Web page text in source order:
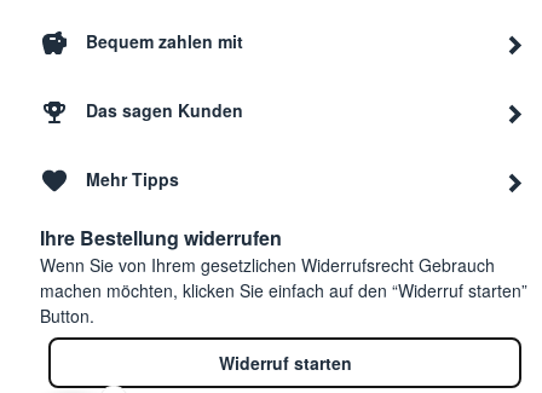
Bequem zahlen mit
Das sagen Kunden
Mehr Tipps
Ihre Bestellung widerrufen
Wenn Sie von Ihrem gesetzlichen Widerrufsrecht Gebrauch
machen möchten, klicken Sie einfach auf den “Widerruf starten”
Button.
Widerruf starten